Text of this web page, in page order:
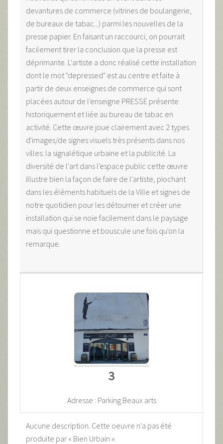
devantures de commerce (vitrines de boulangerie,
de bureaux de tabac...) parmi les nouvelles de la
presse papier. En faisant un raccourci, on pourrait
facilement tirer la conclusion que la presse est
déprimante. L'artiste a donc réalisé cette installation
dont le mot "depressed" est au centre et faite à
partir de deux enseignes de commerce qui sont
placées autour de l'enseigne PRESSE présente
historiquement et liée au bureau de tabac en
activité. Cette œuvre joue clairement avec 2 types
d'images/de signes visuels très présents dans nos
villes: la signalétique urbaine et la publicité. La
diversité de l'art dans l'espace public cette œuvre
illustre bien la façon de faire de l'artiste, piochant
dans les éléments habituels de la Ville et signes de
notre quotidien pour les détourner et créer une
installation qui se noie facilement dans le paysage
mais qui questionne et bouscule une fois qu'on la
remarque.
3
Adresse : Parking Beaux arts
Aucune description. Cette oeuvre n'a pas été
produite par « Bien Urbain ».